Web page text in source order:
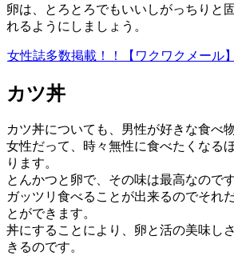
卵は、とろとろでもいいしがっちりと
れるようにしましょう。
女性誌多数掲載！！【ワクワクメール】
カツ丼
カツ丼についても、男性が好きな食べ
女性だって、時々無性に食べたくなる
ります。
とんかつと卵で、その味は最高なのです
ガッツリ食べることが出来るのでそれ
とができます。
丼にすることにより、卵と活の美味し
きるのです。